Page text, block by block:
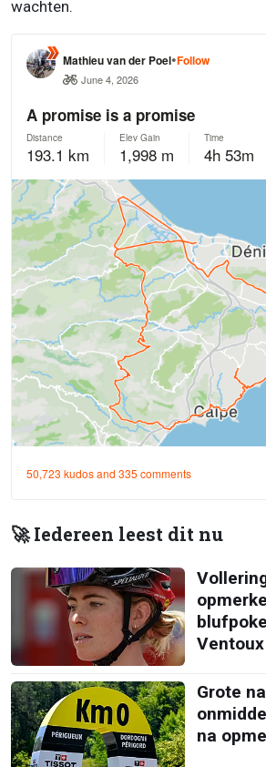
wachten.
🚀 Iedereen leest dit nu
Ventoux
Grote
na